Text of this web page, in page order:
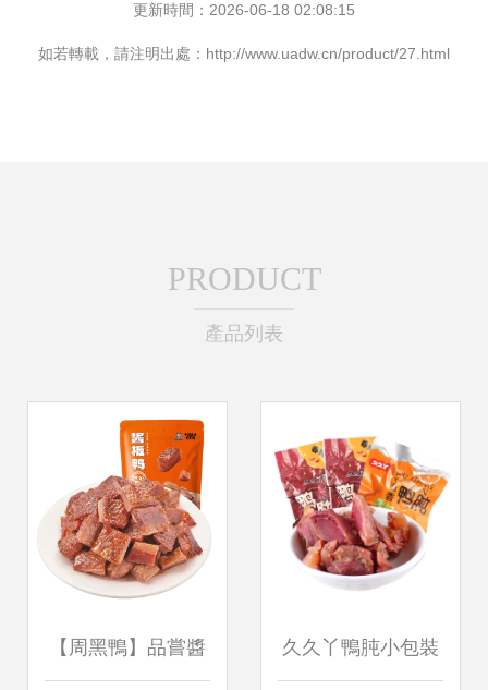
更新時間：2026-06-18 02:08:15
如若轉載，請注明出處：http://www.uadw.cn/product/27.html
PRODUCT
產品列表
【周黑鴨】品嘗醬 久久丫鴨肫小包裝